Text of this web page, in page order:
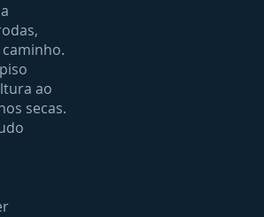
ao
secas.